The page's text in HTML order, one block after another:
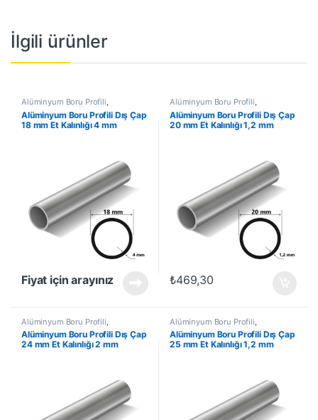
İlgili ürünler
Alüminyum Boru Profili,
Alüminyum Profil En Çok
Satanlar,İndirimli Ürünler
Alüminyum Boru Profili Dış Çap
18 mm Et Kalınlığı 4 mm
Fiyat için arayınız
Alüminyum Boru Profili,
Alüminyum Profil En Çok
Satanlar,İndirimli Ürünler
Alüminyum Boru Profili Dış Çap
20 mm Et Kalınlığı 1,2 mm
₺469,30
Alüminyum Boru Profili
Alüminyum Profil En Çok
Satanlar,İndirimli Ürünler
Alüminyum Boru Profili Dış Çap
24 mm Et Kalınlığı 2 mm
Alüminyum Boru Profili
Alüminyum Profil En Çok
Satanlar,İndirimli Ürünler
Alüminyum Boru Profili Dış Çap
25 mm Et Kalınlığı 1,2 mm